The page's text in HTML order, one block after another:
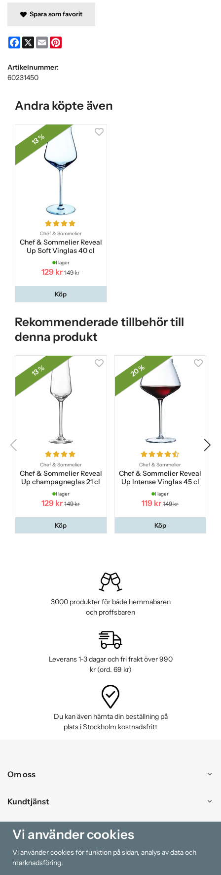
Spara som favorit
Facebook
X Email
Artikelnummer:
60231450
Andra köpte även
13 %
Chef & Sommelier
Chef & Sommelier Reveal
Up Soft Vinglas 40 cl
I lager
129 kr 149 kr
Köp
Rekommenderade tillbehör till
denna produkt
13 %
Chef & Sommelier
Chef & Sommelier Reveal
Up champagneglas 21 cl
I lager
129 kr 149 kr
Köp
20 %
Chef & Sommelier
Chef & Sommelier Reveal
Up Intense Vinglas 45 cl
I lager
119 kr 149 kr
Köp
3000 produkter för både hemmabaren
och proffsbaren
Leverans 1-3 dagar och fri frakt över 990
kr (ord. 69 kr)
Du kan även hämta din beställning på
plats i Stockholm kostnadsfritt
Om oss
Kundtjänst
Handla
Information
Vi använder cookies
Vi använder cookies för funktion på sidan, analys av data och
marknadsföring.